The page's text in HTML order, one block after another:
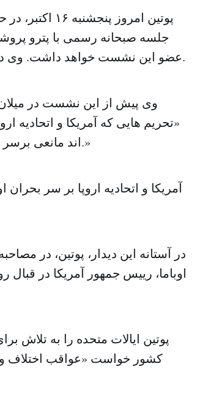
پوتین امروز
جلسه صبحانه رسمی با پترو
عضو این نشست خواهد داشت. وی در دیداری دوجانبه با پروشنکو نیز شرکت خواهد کرد.
وی پیش از این نشست در
«تحریم هایی که آمریکا و اتحادیه
اند مانعی برسر راه اقدامات در جهت برقراری صلح و آرامش است.»
آمریکا و اتحادیه اروپا بر سر
در آستانه این دیدار، پوتین، در
اوباما، رییس جمهور آمریکا در قبال
پوتین ایالات متحده را به تلاش
کشور خواست «عواقب اختلاف و